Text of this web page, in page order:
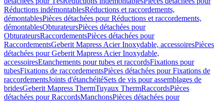
Réductions indémontablesRéductions et raccordements,
démontablesPièces détachées pour Réductions et raccordements,
démontablesObturateursPièces détachées pour
ObturateursRaccordementsPièces détachées pour
RaccordementsGeberit Mapress Acier Inoxydable, accessoiresPièces
détachées pour Geberit Mapress Acier Inoxydable,
accessoiresEtanchements pour tubes et raccordsFixations pour
tubesFixations de raccordementsPièces détachées pour Fixations de
raccordementsJoints d'étanchéitéSets de vis pour assemblages de
bridesGeberit Mapress ThermTuyaux ThermRaccordsPièces
détachées pour RaccordsManchonsPièces détachées pour